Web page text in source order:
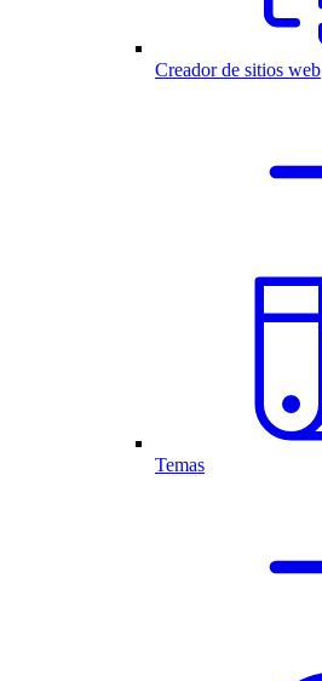
Creador de sitios web
Temas